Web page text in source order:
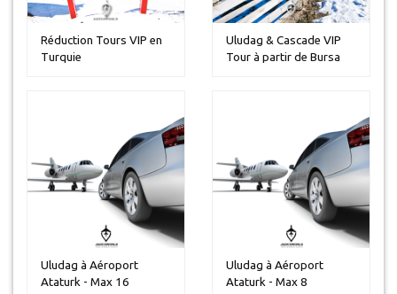
Réduction Tours VIP en
Turquie
Uludag & Cascade VIP
Tour à partir de Bursa
Uludag à Aéroport
Ataturk - Max 16
Uludag à Aéroport
Ataturk - Max 8